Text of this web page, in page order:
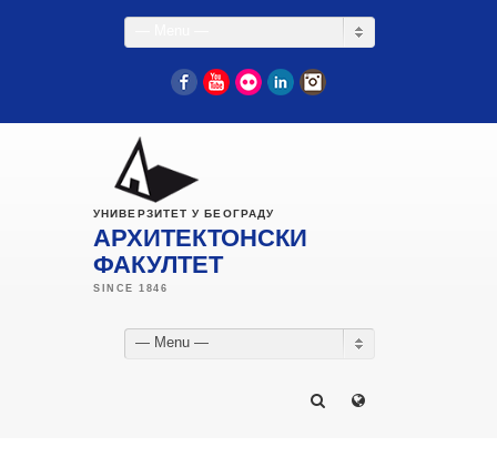
FacebookYouTube
Flickr LinkedIn
УНИВЕРЗИТЕТ У БЕОГРАДУ
АРХИТЕКТОНСКИ
ФАКУЛТЕТ
— Menu —